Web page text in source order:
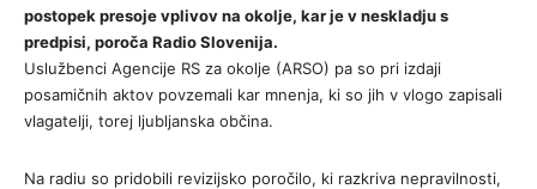
postopek presoje vplivov na okolje, kar je v neskladju s
predpisi, poroča Radio Slovenija.
Uslužbenci Agencije RS za okolje (ARSO) pa so pri izdaji
posamičnih aktov povzemali kar mnenja, ki so jih v vlogo zapisali
vlagatelji, torej ljubljanska občina.
Na radiu so pridobili revizijsko poročilo, ki razkriva nepravilnosti,